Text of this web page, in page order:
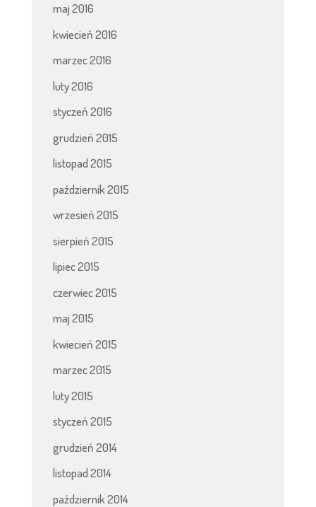
maj 2016
kwiecień 2016
marzec 2016
luty 2016
styczeń 2016
grudzień 2015
listopad 2015
październik 2015
wrzesień 2015
sierpień 2015
lipiec 2015
czerwiec 2015
maj 2015
kwiecień 2015
marzec 2015
luty 2015
styczeń 2015
grudzień 2014
listopad 2014
październik 2014